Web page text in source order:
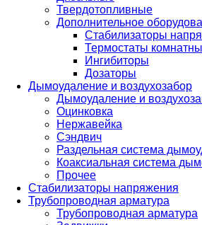
Твердотопливные
Дополнительное
Стабилизаторы
Термостаты
Ингибиторы
Дозаторы
Дымоудаление и воздухозабор
Дымоудаление и
Оцинковка
Нержавейка
Сэндвич
Раздельная система
Коаксиальная система
Прочее
Стабилизаторы напряжения
Трубопроводная арматура
Трубопроводная арматура